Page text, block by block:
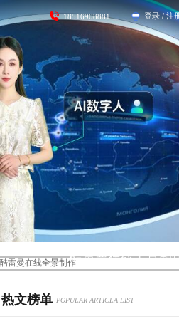
18516908881 登录 / 注
酷雷曼在线全景制
热文榜单 POPULAR ARTICLA LIST